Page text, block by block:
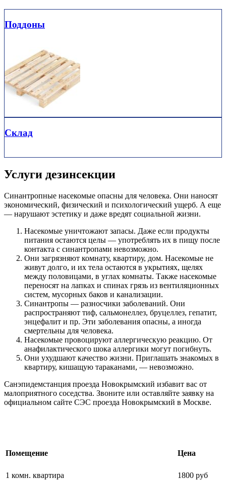
Поддоны
Склад
Услуги дезинсекции
Синантропные насекомые опасны для человека. Они наносят
экономический, физический и психологический ущерб. А еще
— нарушают эстетику и даже вредят социальной жизни.
Насекомые уничтожают запасы. Даже если продукты
питания остаются целы — употреблять их в пищу после
контакта с синантропами невозможно.
Они загрязняют комнату, квартиру, дом. Насекомые не
живут долго, и их тела остаются в укрытиях, щелях
между половицами, в углах комнаты. Также насекомые
переносят на лапках и спинах грязь из вентиляционных
систем, мусорных баков и канализации.
Синантропы — разносчики заболеваний. Они
распространяют тиф, сальмонеллез, бруцеллез, гепатит,
энцефалит и пр. Эти заболевания опасны, а иногда
смертельны для человека.
Насекомые провоцируют аллергическую реакцию. От
анафилактического шока аллергики могут погибнуть.
Они ухудшают качество жизни. Приглашать знакомых в
квартиру, кишащую тараканами, — невозможно.
Санэпидемстанция проезда Новокрымский избавит вас от
малоприятного соседства. Звоните или оставляйте заявку на
официальном сайте СЭС проезда Новокрымский в Москве.
Помещение Цена
1 комн. квартира
1800 руб